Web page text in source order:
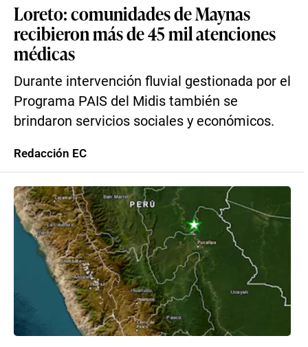
Loreto: comunidades de Maynas
recibieron más de 45 mil atenciones
médicas
Durante intervención fluvial gestionada por el
Programa PAIS del Midis también se
brindaron servicios sociales y económicos.
Redacción EC